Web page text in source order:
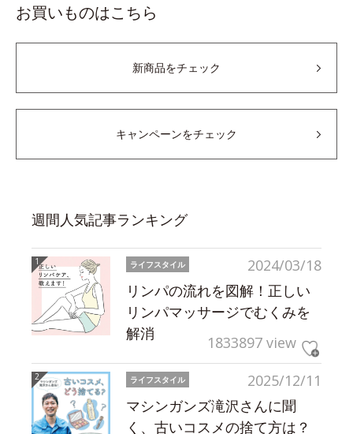
お買いものはこちら
新商品をチェック
キャンペーンをチェック
週間人気記事ランキング
2024/03/18
ライフスタイル
リンパの流れを図解！正しい
リンパマッサージでむくみを
解消
1833897 view
2025/12/11
ライフスタイル
マシンガンズ滝沢さんに聞
く、古いコスメの捨て方は？